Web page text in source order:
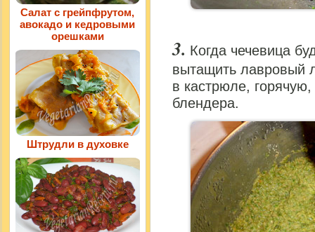
Когда чечевица
вытащить лавровый
в кастрюле,
блендера.
Салат с грейпфрутом,
авокадо и кедровыми
орешками
Штрудли в духовке